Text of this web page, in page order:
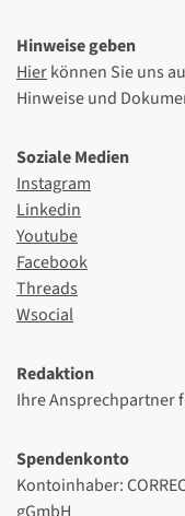
Hinweise geben
Hierkönnen Sie uns
Hinweise und
Soziale Medien
Instagram
Linkedin
Youtube
Facebook
Threads
Wsocial
Redaktion
Ihre Ansprechpartner
Spendenkonto
Kontoinhaber: